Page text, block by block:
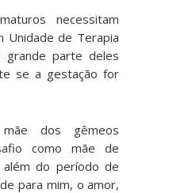
necessitam
Unidade de Terapia
grande parte deles
se a gestação for
dos gêmeos
como mãe de
do período de
para mim, o amor,